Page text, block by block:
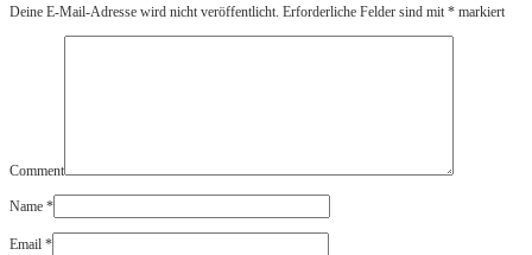
Deine E-Mail-Adresse wird nicht veröffentlicht. Erforderliche Felder sind mit * markiert
Comment
Name *
Email *